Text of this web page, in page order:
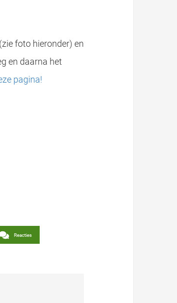
foto hieronder) en
en daarna het
pagina!
Reacties